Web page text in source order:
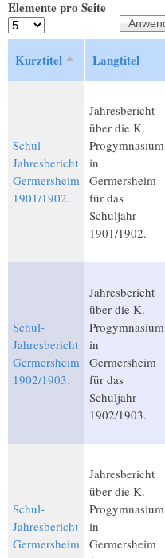
Elemente pro Seite
Kurztitel Langtitel
Schul-
Jahresbericht
Germersheim
1901/1902.
Jahresbericht
über die K.
Progymnasium
in
Germersheim
für das
Schuljahr
1901/1902.
Schul-
Jahresbericht
Germersheim
1902/1903.
Jahresbericht
über die K.
Progymnasium
in
Germersheim
für das
Schuljahr
1902/1903.
Schul-
Jahresbericht
Germersheim
Jahresbericht
über die K.
Progymnasium
in
Germersheim